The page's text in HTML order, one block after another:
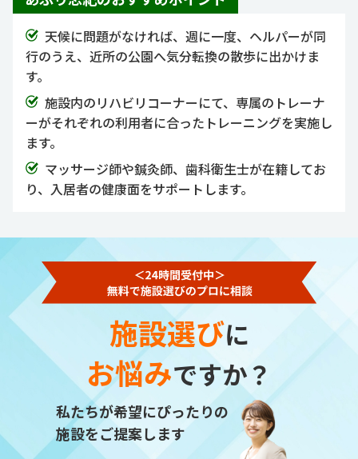
天候に問題がなければ、週に一度、ヘルパーが同
行のうえ、近所の公園へ気分転換の散歩に出かけま
す。
施設内のリハビリコーナーにて、専属のトレーナ
ーがそれぞれの利用者に合ったトレーニングを実施し
ます。
マッサージ師や鍼灸師、歯科衛生士が在籍してお
り、入居者の健康面をサポートします。
施設選びに
お悩みですか？
私たちが希望にぴったりの
施設をご提案します